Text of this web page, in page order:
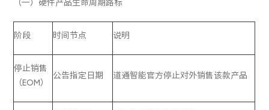
（一）硬件产品生命周期路标
阶段 时间节点 说明
停止销售
（EOM）
公告指定日期 道通智能官方停止对外销售该款产品